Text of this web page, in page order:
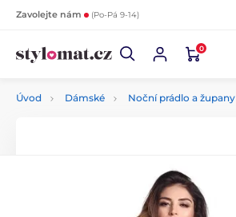
Zavolejte nám (Po-Pá 9-14)
0
Úvod Dámské Noční prádlo a župany